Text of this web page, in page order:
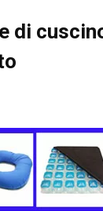
di